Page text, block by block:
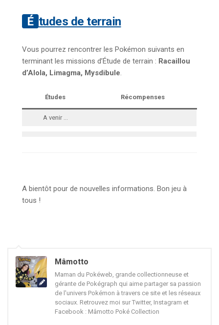
Études de terrain
Vous pourrez rencontrer les Pokémon suivants en
terminant les missions d’Étude de terrain : Racaillou
d’Alola, Limagma, Mysdibule.
Études Récompenses
A venir …
A bientôt pour de nouvelles informations. Bon jeu à
tous !
Mâmotto
Maman du Pokéweb, grande collectionneuse et
gérante de Pokégraph qui aime partager sa passion
de l'univers Pokémon à travers ce site et les réseaux
sociaux. Retrouvez moi sur Twitter, Instagram et
Facebook : Mâmotto Poké Collection